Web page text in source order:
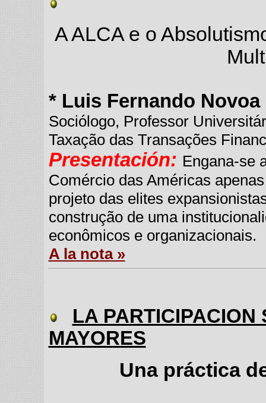
A ALCA e o
* Luis Fernando Novoa
Sociólogo, Professor
Taxação das Transações
Presentación: Engana-se
Comércio das Américas
projeto das elites
construção de uma
econômicos e organizacionais.
A la nota »
LA PARTICIPACION
MAYORES
Una práctica